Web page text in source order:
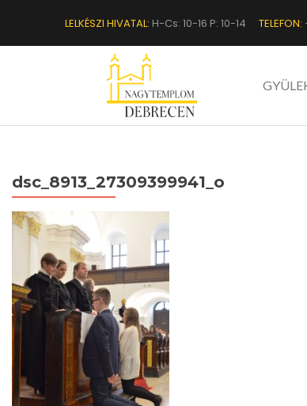
LELKÉSZI HIVATAL: H-Cs: 10-16 P: 10-14 TELEFON:
dsc_8913_27309399941_o